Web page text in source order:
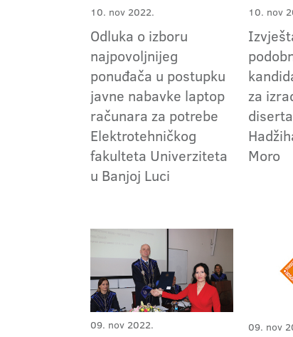
10. nov 2022.
Odluka o izboru
najpovoljnijeg
ponuđača u postupku
javne nabavke laptop
računara za potrebe
Elektrotehničkog
fakulteta Univerziteta
u Banjoj Luci
10. nov
za
Moro
09. nov 2022. 09. nov